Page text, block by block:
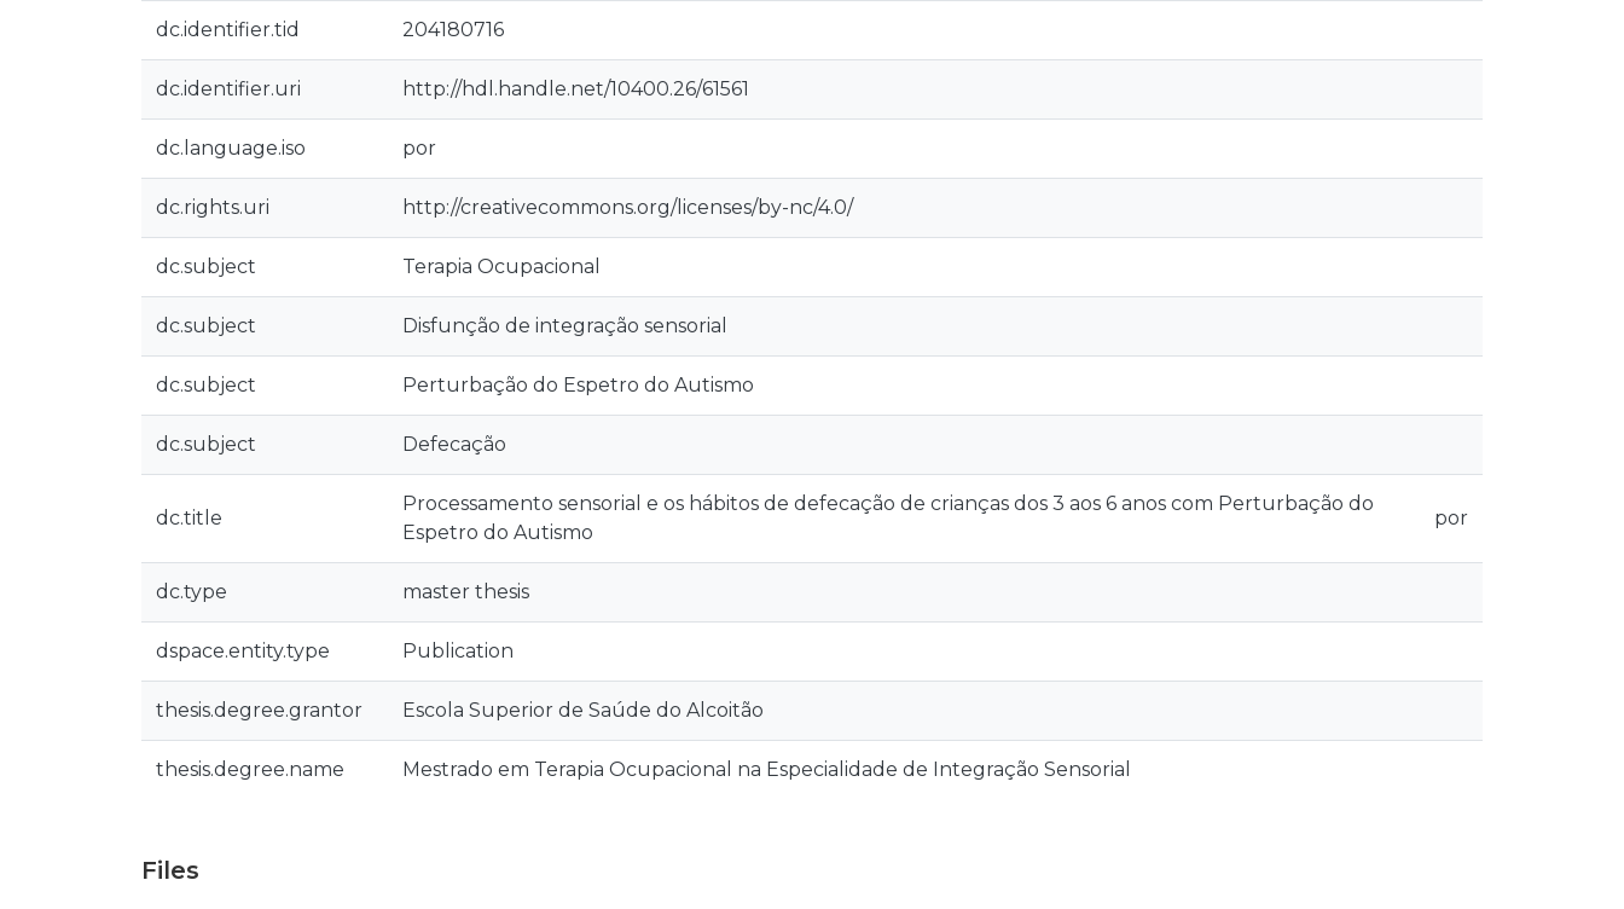
dc.identifier.tid 204180716
dc.identifier.uri http://hdl.handle.net/10400.26/61561
dc.language.iso por
dc.rights.uri http://creativecommons.org/licenses/by-nc/4.0/
dc.subject Terapia Ocupacional
dc.subject Disfunção de integração sensorial
dc.subject Perturbação do Espetro do Autismo
dc.subject Defecação
dc.title
Processamento sensorial e os hábitos de defecação de crianças dos 3 aos 6 anos com Perturbação do
Espetro do Autismo
por
dc.type master thesis
dspace.entity.type Publication
thesis.degree.grantor Escola Superior de Saúde do Alcoitão
thesis.degree.name Mestrado em Terapia Ocupacional na Especialidade de Integração Sensorial
Files